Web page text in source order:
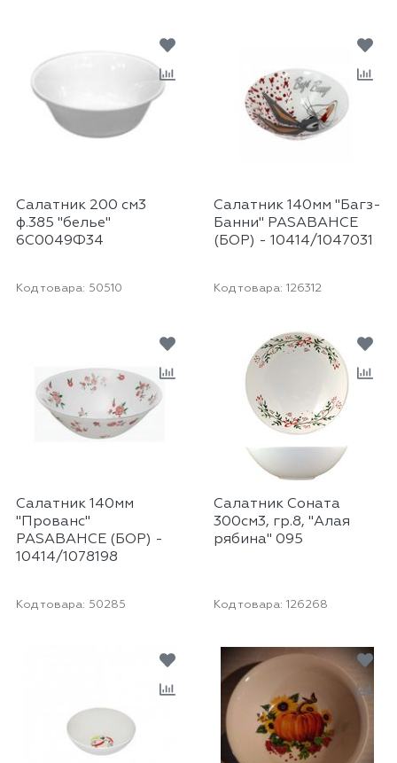
Салатник 200 см3
ф.385 "белье"
6С0049Ф34
Салатник 140мм "Багз-
Банни" PASABAHCE
(БОР) - 10414/1047031
Код товара: 50510
Салатник 140мм
"Прованс"
PASABAHCE (БОР) -
10414/1078198
Код товара: 126312
Салатник Соната
300см3, гр.8, "Алая
рябина" 095
Код товара: 50285 Код товара: 126268